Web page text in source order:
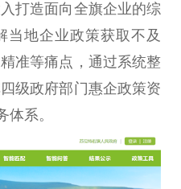
打造面向全旗企业的综
当地企业政策获取不及
准等痛点，通过系统整
级政府部门惠企政策资
体系。